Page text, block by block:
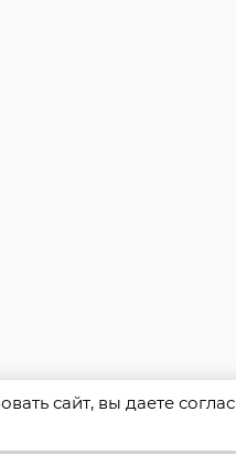
сайт, вы даете